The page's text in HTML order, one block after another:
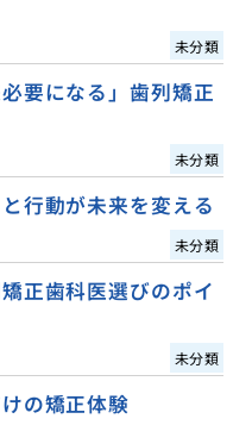
未分類
要になる」歯列矯正
未分類
行動が未来を変える
未分類
正歯科医選びのポイ
未分類
の矯正体験